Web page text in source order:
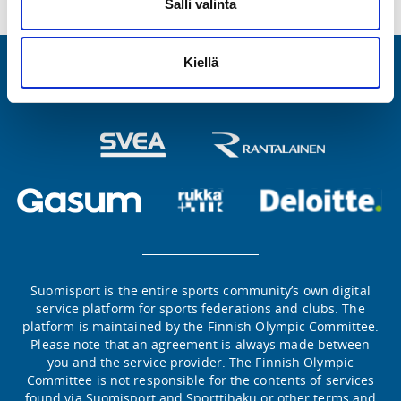
Salli valinta
Kiellä
Involved in the
activities
Suomisport is the entire sports community’s own digital
service platform for sports federations and clubs. The
platform is maintained by the Finnish Olympic Committee.
Please note that an agreement is always made between
you and the service provider. The Finnish Olympic
Committee is not responsible for the contents of services
found via Suomisport and Sporttihaku or other terms and